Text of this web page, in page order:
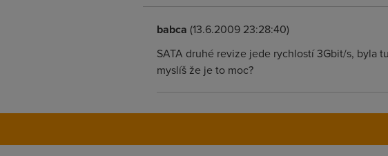
babca (13.6.2009 23:28:40)
SATA druhé revize jede rychlostí 3Gbit/s, byla
myslíš že je to moc?